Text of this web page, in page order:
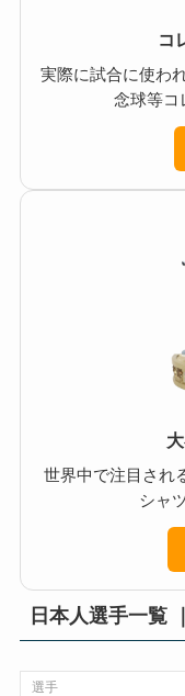
コ
実際に試合に使わ
念球等コ
世界中で注目され
シャ
日本人選手一覧
選手